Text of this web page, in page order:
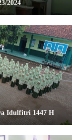
2024
Idulfitri 1447 H